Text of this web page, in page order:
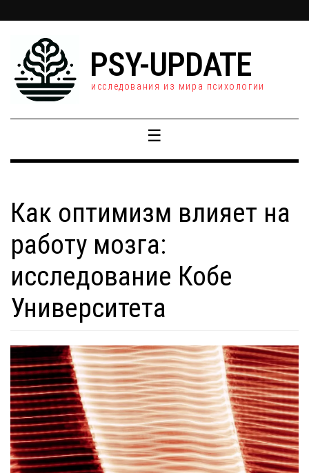
PSY-UPDATE
исследования из мира психологии
☰
Как оптимизм влияет на
работу мозга:
исследование Кобе
Университета